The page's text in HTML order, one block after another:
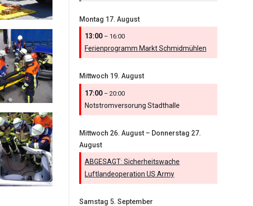
Montag 17. August
13:00 – 16:00
Ferienprogramm Markt Schmidmühlen
Mittwoch 19. August
17:00 – 20:00
Notstromversorung Stadthalle
Mittwoch 26. August – Donnerstag 27.
August
ABGESAGT: Sicherheitswache
Luftlandeoperation US Army
Samstag 5. September